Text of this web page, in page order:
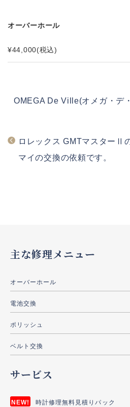
オーバーホール
¥44,000(税込)
OMEGA De Ville(オメガ・デ
ロレックス GMTマスターⅡ
マイの交換の依頼です。
主な修理メニュー
オーバーホール
電池交換
ポリッシュ
ベルト交換
サービス
時計修理無料見積りパック